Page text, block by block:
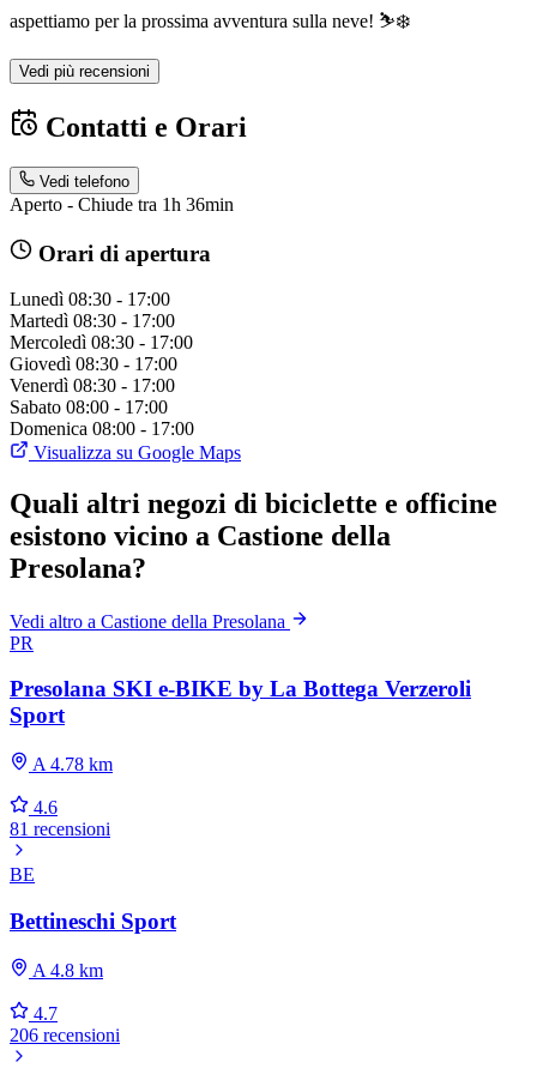
aspettiamo per la prossima avventura sulla neve! ⛷️❄️
Vedi più recensioni
Contatti e Orari
Vedi telefono
Aperto - Chiude tra 1h 36min
Orari di apertura
Lunedì 08:30 - 17:00
Martedì 08:30 - 17:00
Mercoledì 08:30 - 17:00
Giovedì 08:30 - 17:00
Venerdì 08:30 - 17:00
Sabato 08:00 - 17:00
Domenica 08:00 - 17:00
Visualizza su Google Maps
Quali altri negozi di biciclette e officine
esistono vicino a Castione della
Presolana?
Vedi altro a Castione della Presolana
PR
Presolana SKI e-BIKE by La Bottega Verzeroli
Sport
A 4.78 km
4.6
81 recensioni
BE
Bettineschi Sport
A 4.8 km
4.7
206 recensioni